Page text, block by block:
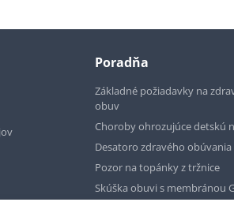
Poradňa
Základné požiadavky na
obuv
Choroby ohrozujúce detskú
Desatoro zdravého obúvania
Pozor na topánky z tržnice
Skúška obuvi s membránou